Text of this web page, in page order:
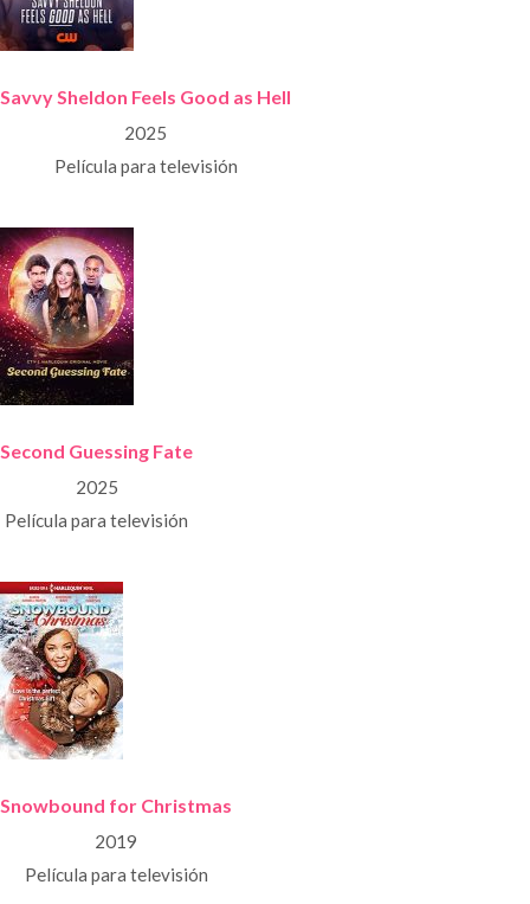
Savvy Sheldon Feels Good as Hell
2025
Película para televisión
Second Guessing Fate
2025
Película para televisión
Snowbound for Christmas
2019
Película para televisión